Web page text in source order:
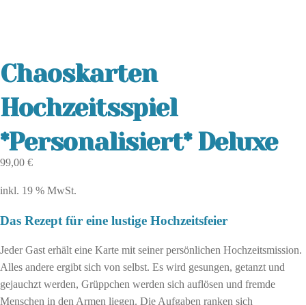
Chaoskarten
Hochzeitsspiel
*Personalisiert* Deluxe
99,00 €
inkl. 19 % MwSt.
Das Rezept für eine lustige Hochzeitsfeier
Jeder Gast erhält eine Karte mit seiner persönlichen Hochzeitsmission.
Alles andere ergibt sich von selbst. Es wird gesungen, getanzt und
gejauchzt werden, Grüppchen werden sich auflösen und fremde
Menschen in den Armen liegen. Die Aufgaben ranken sich